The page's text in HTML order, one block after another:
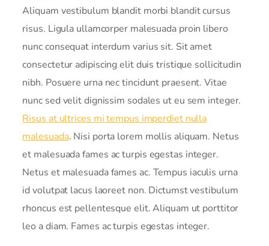
Aliquam vestibulum blandit morbi blandit cursus
risus. Ligula ullamcorper malesuada proin libero
nunc consequat interdum varius sit. Sit amet
consectetur adipiscing elit duis tristique sollicitudin
nibh. Posuere urna nec tincidunt praesent. Vitae
nunc sed velit dignissim sodales ut eu sem integer.
Risus at ultrices mi tempus imperdiet nulla
malesuada. Nisi porta lorem mollis aliquam. Netus
et malesuada fames ac turpis egestas integer.
Netus et malesuada fames ac. Tempus iaculis urna
id volutpat lacus laoreet non. Dictumst vestibulum
rhoncus est pellentesque elit. Aliquam ut porttitor
leo a diam. Fames ac turpis egestas integer.